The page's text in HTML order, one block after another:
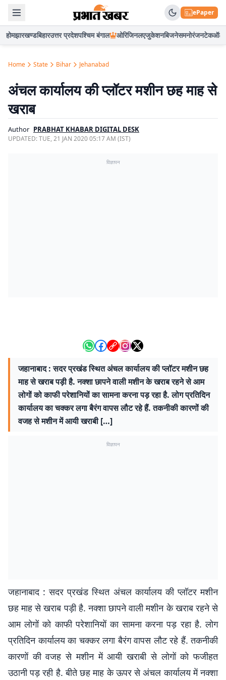
ePaper
होमझारखण्डबिहारउत्तर प्रदेशपश्चिम बंगाल ओरिजिनलएजुकेशनबिजनेसमनोरंजनटेकऑटो
Home State Bihar Jehanabad
अंचल कार्यालय की प्लॉटर मशीन छह माह से
खराब
Author PRABHAT KHABAR DIGITAL DESK
UPDATED:TUE, 21 JAN 2020 05:17 AM (IST)
विज्ञापन
जहानाबाद : सदर प्रखंड स्थित अंचल कार्यालय की प्लॉटर मशीन छह
माह से खराब पड़ी है. नक्शा छापने वाली मशीन के खराब रहने से आम
लोगों को काफी परेशानियों का सामना करना पड़ रहा है. लोग प्रतिदिन
कार्यालय का चक्कर लगा बैरंग वापस लौट रहे हैं. तकनीकी कारणों की
वजह से मशीन में आयी खराबी […]
विज्ञापन
जहानाबाद : सदर प्रखंड स्थित अंचल कार्यालय की प्लॉटर मशीन
छह माह से खराब पड़ी है. नक्शा छापने वाली मशीन के खराब रहने से
आम लोगों को काफी परेशानियों का सामना करना पड़ रहा है. लोग
प्रतिदिन कार्यालय का चक्कर लगा बैरंग वापस लौट रहे हैं. तकनीकी
कारणों की वजह से मशीन में आयी खराबी से लोगों को फजीहत
उठानी पड़ रही है. बीते छह माह के ऊपर से अंचल कार्यालय में नक्शा